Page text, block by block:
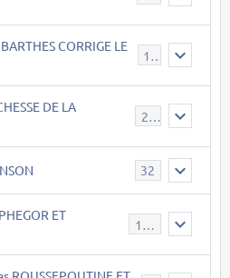
CORRIGE LE
15
DE LA
23
32
ET
147